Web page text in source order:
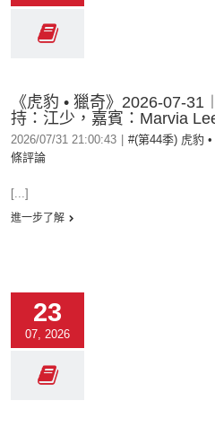
《虎豹 • 獵奇》2026-07-
持：江少，嘉賓：Marvia
2026/07/31 21:00:43 #(第44季) 虎豹
條評論
[...]
進一步了解
23
07, 2026